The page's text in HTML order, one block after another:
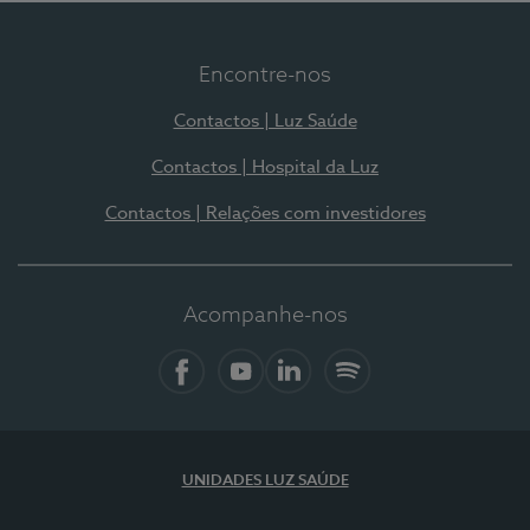
Encontre-nos
Contactos | Luz Saúde
Contactos | Hospital da Luz
Contactos | Relações com investidores
Acompanhe-nos
UNIDADES LUZ SAÚDE